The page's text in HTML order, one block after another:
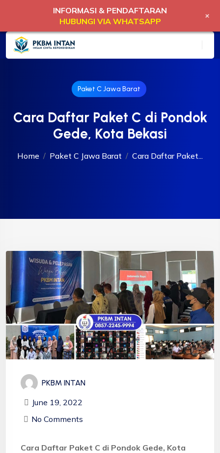
Paket C Jawa Barat
Cara Daftar Paket C di Pondok
Gede, Kota Bekasi
Home Paket C Jawa Barat Cara Daftar Paket...
PKBM INTAN
June 19, 2022
No Comments
Cara Daftar Paket C di Pondok Gede, Kota
INFORMASI & PENDAFTARAN
HUBUNGI VIA WHATSAPP
+